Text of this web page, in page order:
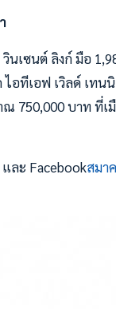
นเซนต์ ลิงก์ มือ
อทีเอฟ เวิลด์ เทน
ณ 750,000 บาท ที่เ
ละ Facebookสมา